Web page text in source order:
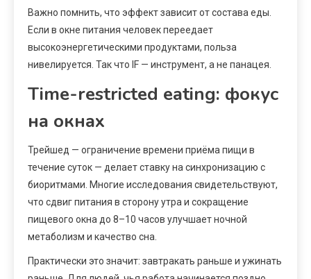
Важно помнить, что эффект зависит от состава еды.
Если в окне питания человек переедает
высокоэнергетическими продуктами, польза
нивелируется. Так что IF — инструмент, а не панацея.
Time-restricted eating: фокус
на окнах
Трейшед — ограничение времени приёма пищи в
течение суток — делает ставку на синхронизацию с
биоритмами. Многие исследования свидетельствуют,
что сдвиг питания в сторону утра и сокращение
пищевого окна до 8–10 часов улучшает ночной
метаболизм и качество сна.
Практически это значит: завтракать раньше и ужинать